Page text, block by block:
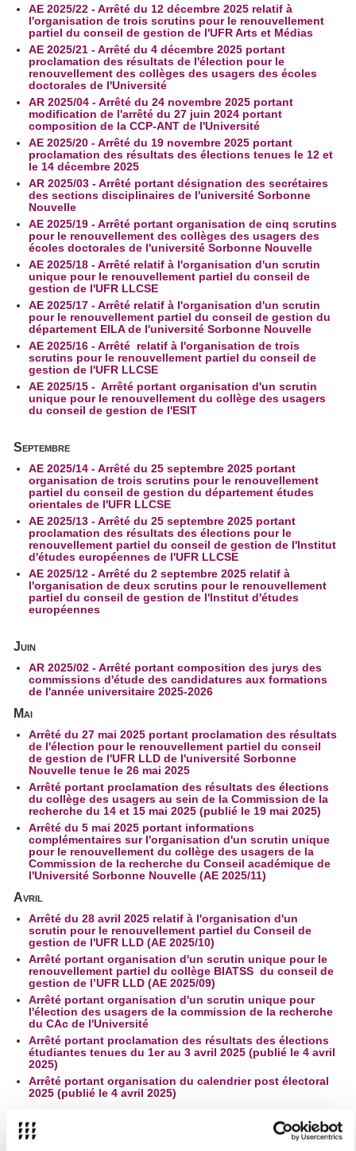
AE 2025/22 - Arrêté du 12 décembre 2025 relatif à
l'organisation de trois scrutins pour le renouvellement
partiel du conseil de gestion de l'UFR Arts et Médias
AE 2025/21 - Arrêté du 4 décembre 2025 portant
proclamation des résultats de l'élection pour le
renouvellement des collèges des usagers des écoles
doctorales de l'Université
AR 2025/04 - Arrêté du 24 novembre 2025 portant
modification de l'arrêté du 27 juin 2024 portant
composition de la CCP-ANT de l'Université
AE 2025/20 - Arrêté du 19 novembre 2025 portant
proclamation des résultats des élections tenues le 12 et
le 14 décembre 2025
AR 2025/03 - Arrêté portant désignation des secrétaires
des sections disciplinaires de l'université Sorbonne
Nouvelle
AE 2025/19 - Arrêté portant organisation de cinq scrutins
pour le renouvellement des collèges des usagers des
écoles doctorales de l'université Sorbonne Nouvelle
AE 2025/18 - Arrêté relatif à l'organisation d'un scrutin
unique pour le renouvellement partiel du conseil de
gestion de l'UFR LLCSE
AE 2025/17 - Arrêté relatif à l'organisation d'un scrutin
pour le renouvellement partiel du conseil de gestion du
département EILA de l'université Sorbonne Nouvelle
AE 2025/16 - Arrêté relatif à l'organisation de trois
scrutins pour le renouvellement partiel du conseil de
gestion de l'UFR LLCSE
AE 2025/15 - Arrêté portant organisation d'un scrutin
unique pour le renouvellement du collège des usagers
du conseil de gestion de l'ESIT
Septembre
AE 2025/14 - Arrêté du 25 septembre 2025 portant
organisation de trois scrutins pour le renouvellement
partiel du conseil de gestion du département études
orientales de l'UFR LLCSE
AE 2025/13 - Arrêté du 25 septembre 2025 portant
proclamation des résultats des élections pour le
renouvellement partiel du conseil de gestion de l'Institut
d'études européennes de l'UFR LLCSE
AE 2025/12 - Arrêté du 2 septembre 2025 relatif à
l'organisation de deux scrutins pour le renouvellement
partiel du conseil de gestion de l'Institut d'études
européennes
Juin
AR 2025/02 - Arrêté portant composition des jurys des
commissions d'étude des candidatures aux formations
de l'année universitaire 2025-2026
Mai
Arrêté du 27 mai 2025 portant proclamation des résultats
de l'élection pour le renouvellement partiel du conseil
de gestion de l'UFR LLD de l'université Sorbonne
Nouvelle tenue le 26 mai 2025
Arrêté portant proclamation des résultats des élections
du collège des usagers au sein de la Commission de la
recherche du 14 et 15 mai 2025 (publié le 19 mai 2025)
Arrêté du 5 mai 2025 portant informations
complémentaires sur l'organisation d'un scrutin unique
pour le renouvellement du collège des usagers de la
Commission de la recherche du Conseil académique de
l'Université Sorbonne Nouvelle (AE 2025/11)
Avril
Arrêté du 28 avril 2025 relatif à l'organisation d'un
scrutin pour le renouvellement partiel du Conseil de
gestion de l'UFR LLD (AE 2025/10)
Arrêté portant organisation d'un scrutin unique pour le
renouvellement partiel du collège BIATSS du conseil de
gestion de l’UFR LLD (AE 2025/09)
Arrêté portant organisation d'un scrutin unique pour
l'élection des usagers de la commission de la recherche
du CAc de l'Université
Arrêté portant proclamation des résultats des élections
étudiantes tenues du 1er au 3 avril 2025 (publié le 4 avril
2025)
Arrêté portant organisation du calendrier post électoral
2025 (publié le 4 avril 2025)
Arrêté du 24 mars 2025 portant composition des